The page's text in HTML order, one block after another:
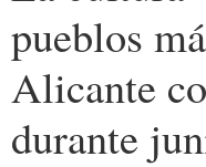
pueblos
Alicante
durante